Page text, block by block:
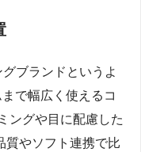
ブランドというよ
で幅広く使えるコ
ングや目に配慮した
質やソフト連携で比